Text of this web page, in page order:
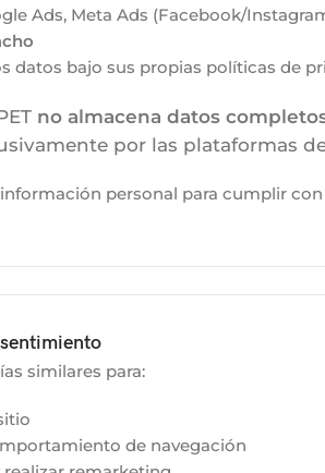
Ads, Meta Ads (Facebook/
datos bajo sus propias políticas de
no almacena datos
por las plataformas
personal para cumplir
similares para:
de navegación